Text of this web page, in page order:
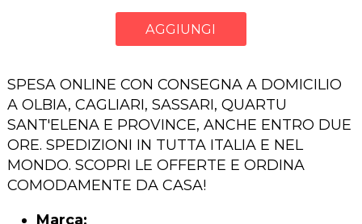
AGGIUNGI
SPESA ONLINE CON CONSEGNA A DOMICILIO
A OLBIA, CAGLIARI, SASSARI, QUARTU
SANT'ELENA E PROVINCE, ANCHE ENTRO DUE
ORE. SPEDIZIONI IN TUTTA ITALIA E NEL
MONDO. SCOPRI LE OFFERTE E ORDINA
COMODAMENTE DA CASA!
Marca: